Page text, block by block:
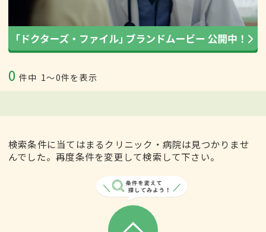
0 件中 1〜0件を表示
検索条件に当てはまるクリニック・病院は見つかりませ
んでした。再度条件を変更して検索して下さい。